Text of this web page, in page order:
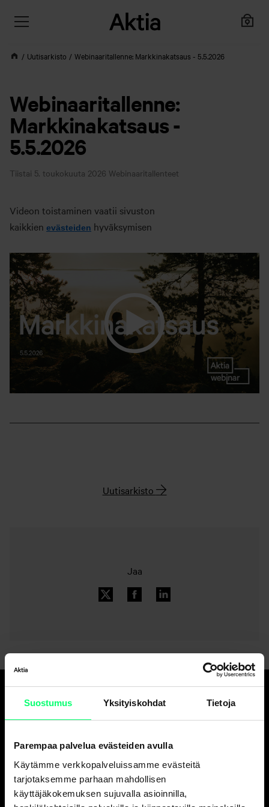
Suostumus Yksityiskohdat Tietoja
Parempaa palvelua evästeiden avulla
Käytämme verkkopalveluissamme evästeitä
tarjotaksemme parhaan mahdollisen
käyttäjäkokemuksen sujuvalla asioinnilla,
Uutisarkisto Webinaaritallenne: Markkinakatsaus - 5.5.2026
Webinaaritallenne:
Markkinakatsaus -
5.5.2026
Tiistai 5. toukokuuta 2026 Webinaaritallenteet
Videon toistaminen vaatii sivuston
kaikkien evästeiden hyväksymisen
Uutisarkisto
Jaa
varainhoitaja.
Asiakaspalvelu